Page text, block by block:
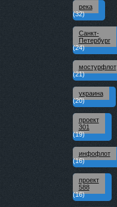
река
(32)
Санкт-
Петербург
(24)
мостурфлот
(21)
украина
(20)
проект
301
(19)
инфофлот
(16)
проект
588
(16)